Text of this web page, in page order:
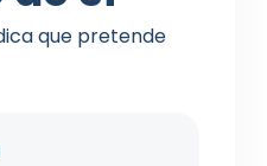
que pretende